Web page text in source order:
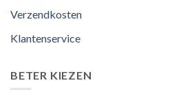
Verzendkosten
Klantenservice
BETER KIEZEN